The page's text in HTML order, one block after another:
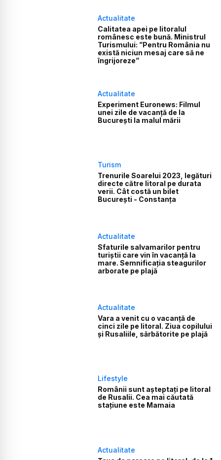
Actualitate
Calitatea apei pe litoralul
românesc este bună. Ministrul
Turismului: ”Pentru România nu
există niciun mesaj care să ne
îngrijoreze”
Actualitate
Experiment Euronews: Filmul
unei zile de vacanță de la
București la malul mării
Turism
Trenurile Soarelui 2023, legături
directe către litoral pe durata
verii. Cât costă un bilet
București - Constanța
Actualitate
Sfaturile salvamarilor pentru
turiștii care vin în vacanță la
mare. Semnificația steagurilor
arborate pe plajă
Actualitate
Vara a venit cu o vacanță de
cinci zile pe litoral. Ziua copilului
și Rusaliile, sărbătorite pe plajă
Lifestyle
Românii sunt așteptați pe litoral
de Rusalii. Cea mai căutată
stațiune este Mamaia
Actualitate